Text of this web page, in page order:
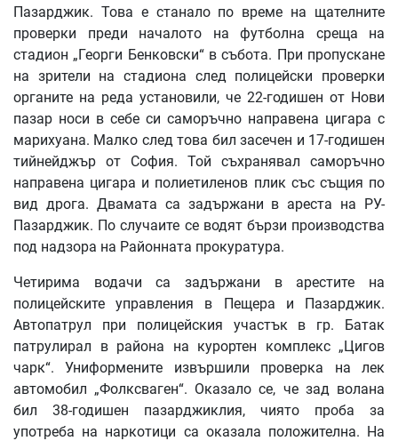
Пазарджик. Това е станало по време на щателните
проверки преди началото на футболна среща на
стадион „Георги Бенковски“ в събота. При пропускане
на зрители на стадиона след полицейски проверки
органите на реда установили, че 22-годишен от Нови
пазар носи в себе си саморъчно направена цигара с
марихуана. Малко след това бил засечен и 17-годишен
тийнейджър от София. Той съхранявал саморъчно
направена цигара и полиетиленов плик със същия по
вид дрога. Двамата са задържани в ареста на РУ-
Пазарджик. По случаите се водят бързи производства
под надзора на Районната прокуратура.
Четирима водачи са задържани в арестите на
полицейските управления в Пещера и Пазарджик.
Автопатрул при полицейския участък в гр. Батак
патрулирал в района на курортен комплекс „Цигов
чарк“. Униформените извършили проверка на лек
автомобил „Фолксваген“. Оказало се, че зад волана
бил 38-годишен пазарджиклия, чиято проба за
употреба на наркотици са оказала положителна. На